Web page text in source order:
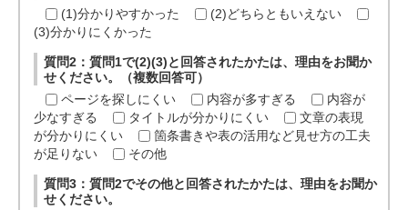
(1)分かりやすかった
(2)どちらともいえない
(3)分かりにくかった
質問2：質問1で(2)(3)と回答されたかたは、理由をお聞か
せください。（複数回答可）
ページを探しにくい
内容が多すぎる
内容が
少なすぎる
タイトルが分かりにくい
文章の表現
が分かりにくい
箇条書きや表の活用など見せ方の工夫
が足りない
その他
質問3：質問2でその他と回答されたかたは、理由をお聞か
せください。